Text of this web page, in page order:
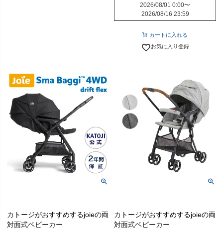
2026/08/01 0:00〜
2026/08/16 23:59
カートに入れる
お気に入り登録
カトージがおすすめするjoieの両
対面式ベビーカー
カトージがおすすめするjoieの両
対面式ベビーカー